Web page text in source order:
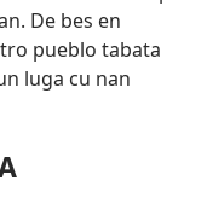
De bes en
pueblo tabata
luga cu nan